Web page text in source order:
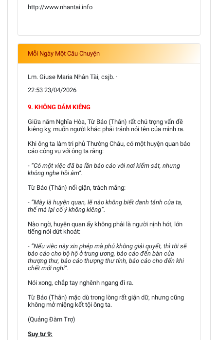
http://www.nhantai.info
Mỗi Ngày Một Câu Chuyện
Lm. Giuse Maria Nhân Tài, csjb. ·
22:53 23/04/2026
9. KHÔNG DÁM KIÊNG
Giữa năm Nghĩa Hòa, Từ Báo (Thân) rất chú trọng vấn đề
kiêng kỵ, muốn người khác phải tránh nói tên của mình ra.
Khi ông ta làm tri phủ Thường Châu, có một huyện quan báo
cáo công vụ với ông ta rằng:
- “Có một việc đã ba lần báo cáo với nơi kiểm sát, nhưng
không nghe hồi âm”.
Từ Báo (Thân) nổi giận, trách mắng:
- “Mày là huyện quan, lẽ nào không biết danh tánh của ta,
thế mà lại cố ý không kiêng”.
Nào ngờ, huyện quan ấy không phải là người nịnh hót, lớn
tiếng nói dứt khoát:
- “Nếu việc này xin phép mà phủ không giải quyết, thì tôi sẽ
báo cáo cho bộ hộ ở trung ương, báo cáo đến bàn của
thượng thư, báo cáo thượng thư tỉnh, báo cáo cho đến khi
chết mới nghỉ”.
Nói xong, chắp tay nghênh ngang đi ra.
Từ Báo (Thân) mặc dù trong lòng rất giận dữ, nhưng cũng
không mở miệng kết tội ông ta.
(Quảng Đàm Trợ)
Suy tư 9: